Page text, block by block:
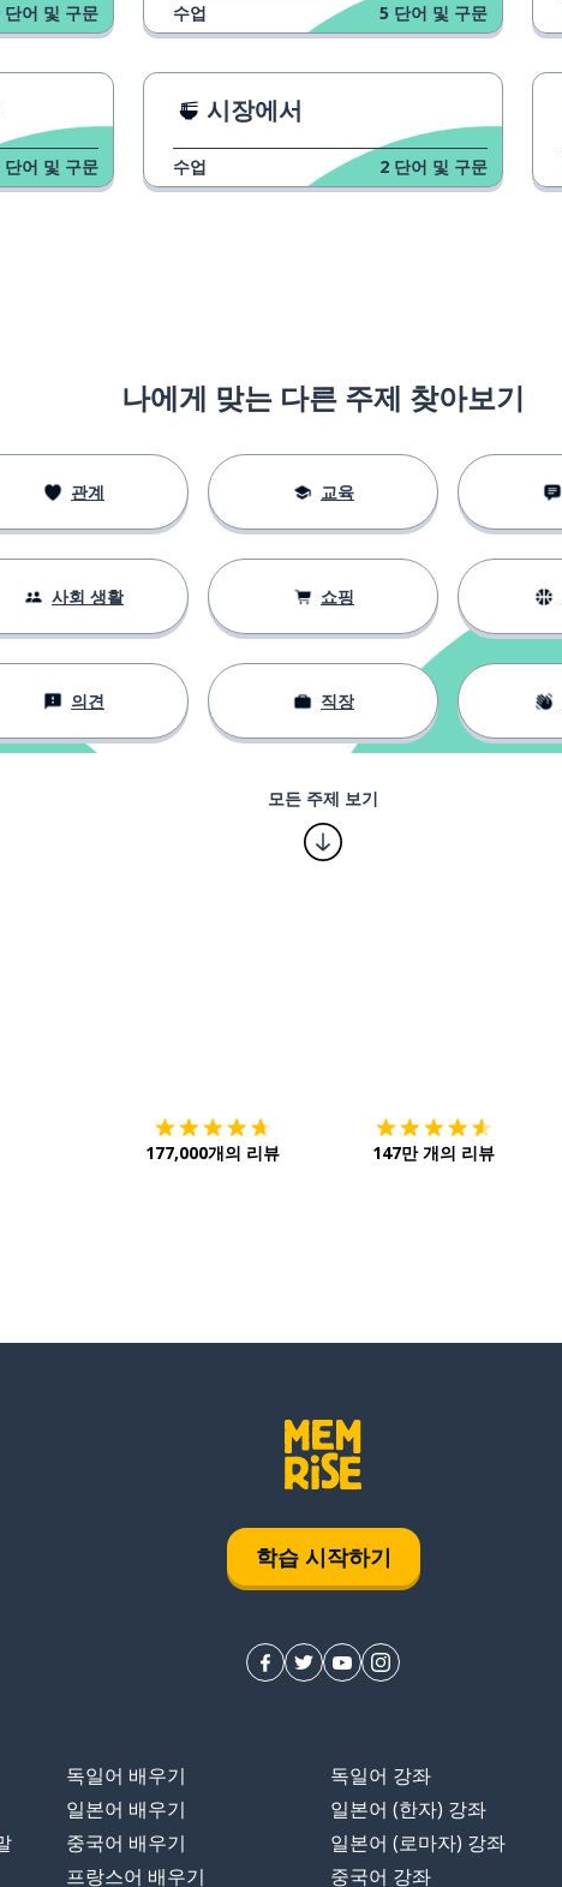
단어 및 구문 수업 5 단어 및 구문
단어 및 구문
시장에서
수업 2 단어 및 구문
나에게 맞는 다른 주제 찾아보기
관계 교육
사회 생활 쇼핑
의견 직장
모든 주제 보기
177,000개의 리뷰 147만 개의 리뷰
학습 시작하기
독일어 배우기
일본어 배우기
중국어 배우기
프랑스어 배우기
독일어 강좌
일본어 (한자) 강좌
일본어 (로마자) 강좌
중국어 강좌